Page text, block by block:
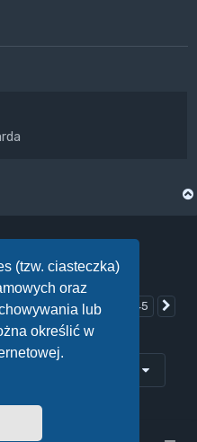
(tzw. ciasteczka)
oraz
lub
określić w
242 243 244 245